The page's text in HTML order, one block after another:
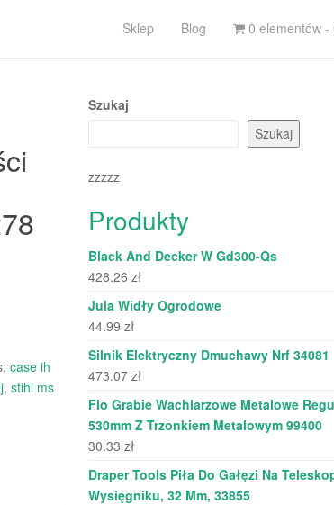
Sklep Blog 0 elementów -
case ih
, stihl ms
Szukaj
Szukaj
zzzzz
Produkty
Black And Decker W Gd300-Qs
428.26 zł
Jula Widły Ogrodowe
44.99 zł
Silnik Elektryczny Dmuchawy Nrf 34081
473.07 zł
Flo Grabie Wachlarzowe Metalowe
530mm Z Trzonkiem Metalowym 99400
30.33 zł
Draper Tools Piła Do Gałęzi Na
Wysięgniku, 32 Mm, 33855